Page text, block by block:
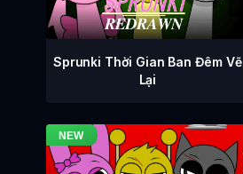
Sprunki Thời Gian Ban Đêm Vẽ
Lại